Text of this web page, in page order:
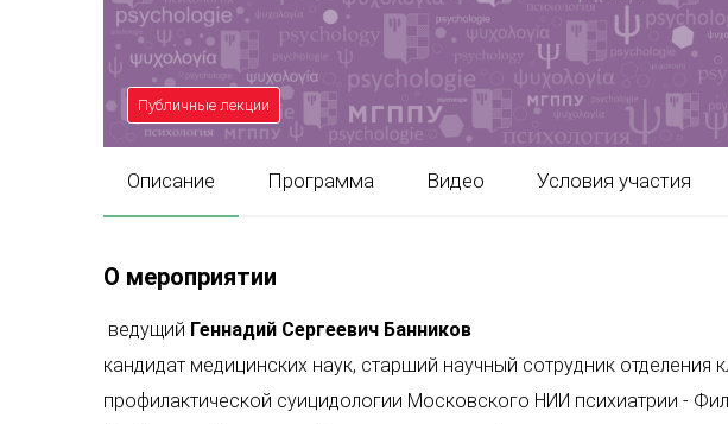
Публичные лекции
Описание Программа Видео Условия участия
О мероприятии
ведущий Геннадий Сергеевич Банников
кандидат медицинских наук, старший научный сотрудник отделения
профилактической суицидологии Московского НИИ психиатрии -